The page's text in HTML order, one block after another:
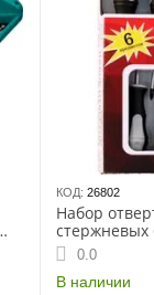
КОД: 26802
Набор
стержневых
(SDS06CP)
0.0
В наличии